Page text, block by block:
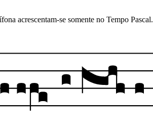
acrescentam-se somente no Tempo Pascal.